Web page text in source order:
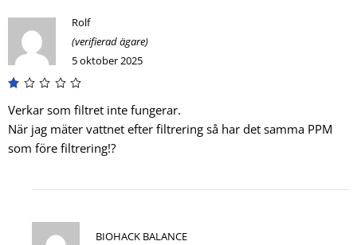
Rolf
(verifierad ägare)
5 oktober 2025
Verkar som filtret inte fungerar.
När jag mäter vattnet efter filtrering så har det samma PPM
som före filtrering!?
BIOHACK BALANCE